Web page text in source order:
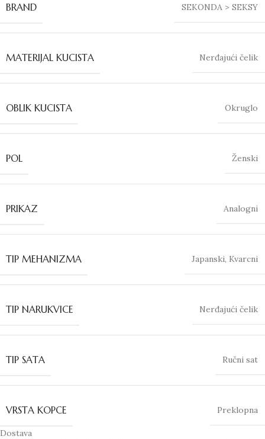
BRAND SEKONDA > SEKSY
MATERIJAL KUCISTA Nerđajući čelik
OBLIK KUCISTA Okruglo
POL Ženski
PRIKAZ Analogni
TIP MEHANIZMA Japanski, Kvarcni
TIP NARUKVICE Nerđajući čelik
TIP SATA Ručni sat
VRSTA KOPCE Preklopna
Dostava